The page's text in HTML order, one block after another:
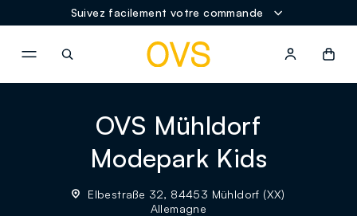
Suivez facilement votre commande
OVS Mühldorf
Modepark Kids
Elbestraße 32, 84453 Mühldorf (XX)
Allemagne